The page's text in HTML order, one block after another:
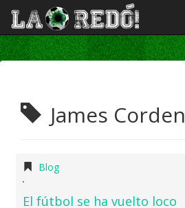
James Corden
Blog
El fútbol se ha vuelto loco